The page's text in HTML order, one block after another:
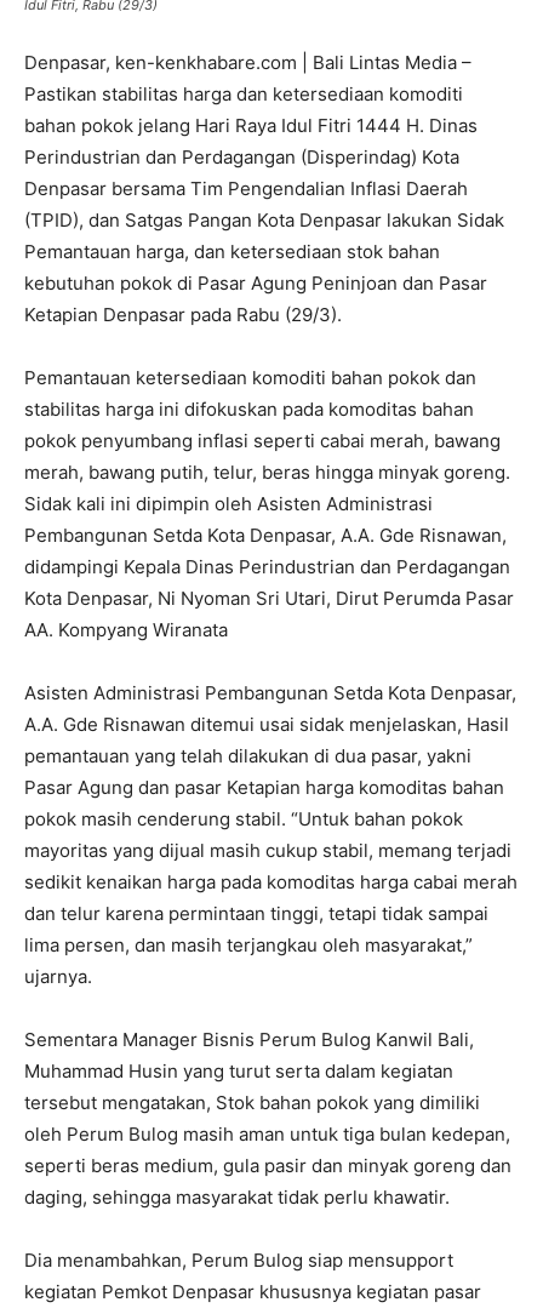
Idul Fitri, Rabu (29/3)
Denpasar, ken-kenkhabare.com | Bali Lintas Media –
Pastikan stabilitas harga dan ketersediaan komoditi
bahan pokok jelang Hari Raya Idul Fitri 1444 H. Dinas
Perindustrian dan Perdagangan (Disperindag) Kota
Denpasar bersama Tim Pengendalian Inflasi Daerah
(TPID), dan Satgas Pangan Kota Denpasar lakukan Sidak
Pemantauan harga, dan ketersediaan stok bahan
kebutuhan pokok di Pasar Agung Peninjoan dan Pasar
Ketapian Denpasar pada Rabu (29/3).
Pemantauan ketersediaan komoditi bahan pokok dan
stabilitas harga ini difokuskan pada komoditas bahan
pokok penyumbang inflasi seperti cabai merah, bawang
merah, bawang putih, telur, beras hingga minyak goreng.
Sidak kali ini dipimpin oleh Asisten Administrasi
Pembangunan Setda Kota Denpasar, A.A. Gde Risnawan,
didampingi Kepala Dinas Perindustrian dan Perdagangan
Kota Denpasar, Ni Nyoman Sri Utari, Dirut Perumda Pasar
AA. Kompyang Wiranata
Asisten Administrasi Pembangunan Setda Kota Denpasar,
A.A. Gde Risnawan ditemui usai sidak menjelaskan, Hasil
pemantauan yang telah dilakukan di dua pasar, yakni
Pasar Agung dan pasar Ketapian harga komoditas bahan
pokok masih cenderung stabil. “Untuk bahan pokok
mayoritas yang dijual masih cukup stabil, memang terjadi
sedikit kenaikan harga pada komoditas harga cabai merah
dan telur karena permintaan tinggi, tetapi tidak sampai
lima persen, dan masih terjangkau oleh masyarakat,”
ujarnya.
Sementara Manager Bisnis Perum Bulog Kanwil Bali,
Muhammad Husin yang turut serta dalam kegiatan
tersebut mengatakan, Stok bahan pokok yang dimiliki
oleh Perum Bulog masih aman untuk tiga bulan kedepan,
seperti beras medium, gula pasir dan minyak goreng dan
daging, sehingga masyarakat tidak perlu khawatir.
Dia menambahkan, Perum Bulog siap mensupport
kegiatan Pemkot Denpasar khususnya kegiatan pasar